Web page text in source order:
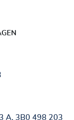
A, 3B0 498 203